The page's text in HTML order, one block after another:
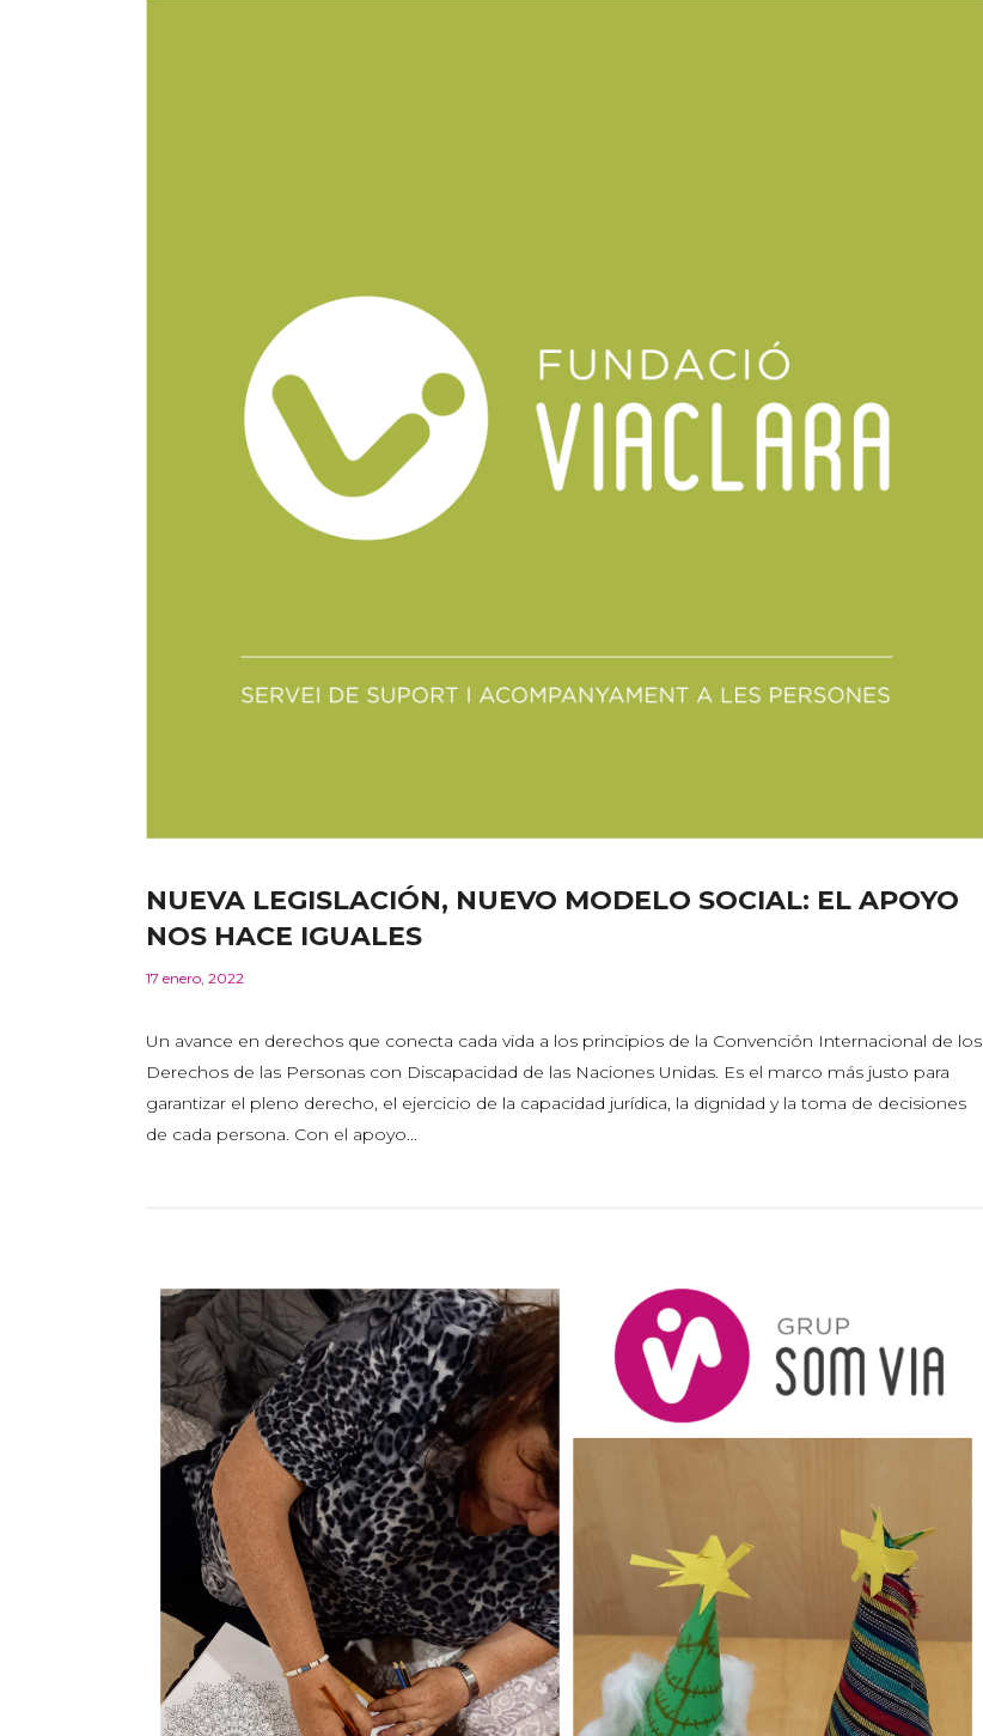
NUEVA LEGISLACIÓN, NUEVO MODELO SOCIAL: EL APOYO
NOS HACE IGUALES
17 enero, 2022
Un avance en derechos que conecta cada vida a los principios de la Convención Internacional de los
Derechos de las Personas con Discapacidad de las Naciones Unidas. Es el marco más justo para
garantizar el pleno derecho, el ejercicio de la capacidad jurídica, la dignidad y la toma de decisiones
de cada persona. Con el apoyo...